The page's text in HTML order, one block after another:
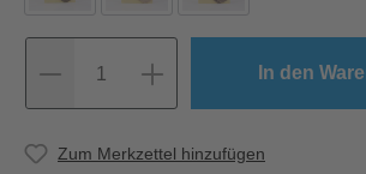
1 In den
Zum Merkzettel hinzufügen